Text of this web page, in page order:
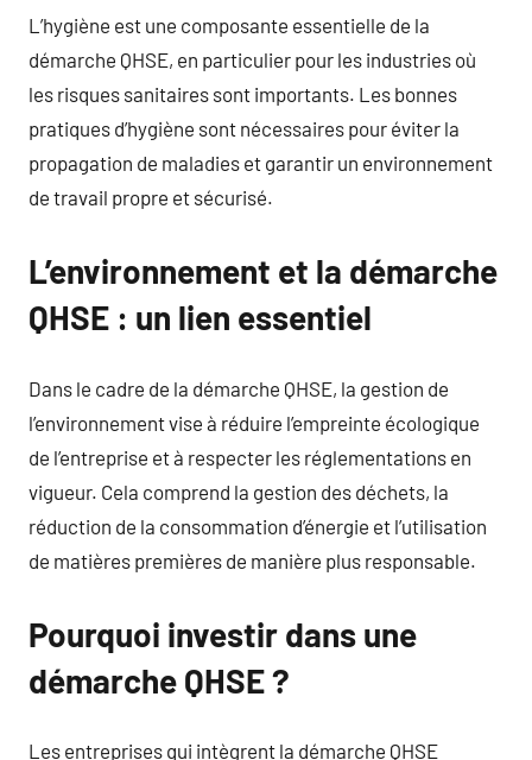
L’hygiène est une composante essentielle de la
démarche QHSE, en particulier pour les industries où
les risques sanitaires sont importants. Les bonnes
pratiques d’hygiène sont nécessaires pour éviter la
propagation de maladies et garantir un environnement
de travail propre et sécurisé.
L’environnement et la démarche
QHSE : un lien essentiel
Dans le cadre de la démarche QHSE, la gestion de
l’environnement vise à réduire l’empreinte écologique
de l’entreprise et à respecter les réglementations en
vigueur. Cela comprend la gestion des déchets, la
réduction de la consommation d’énergie et l’utilisation
de matières premières de manière plus responsable.
Pourquoi investir dans une
démarche QHSE ?
Les entreprises qui intègrent la démarche QHSE